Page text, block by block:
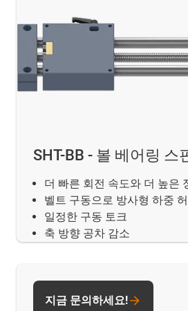
SHT-BB - 볼 베어링 스
더 빠른 회전 속도와 더 높은
벨트 구동으로 방사형 하중
일정한 구동 토크
축 방향 공차 감소
지금 문의하세요!